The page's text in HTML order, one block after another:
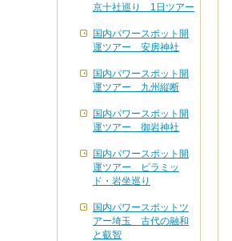
京十社巡り 1日ツアー
国内パワースポット開
運ツアー 安房神社
国内パワースポット開
運ツアー 九州縦断
国内パワースポット開
運ツアー 御岩神社
国内パワースポット開
運ツアー ピラミッ
ド・岩坐巡り
国内パワースポットツ
アー埼玉 古代の融和
と叡智